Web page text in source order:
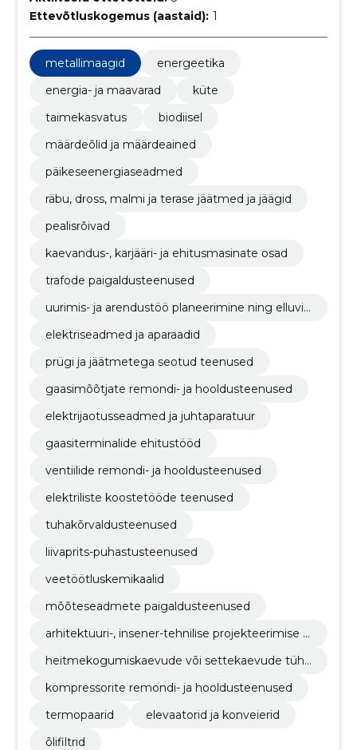
Ettevõtluskogemus (aastaid): 1
metallimaagid
energeetika
energia- ja maavarad
küte
taimekasvatus
biodiisel
määrdeõlid ja määrdeained
päikeseenergiaseadmed
räbu, dross, malmi ja terase jäätmed ja jäägid
pealisrõivad
kaevandus-, karjääri- ja ehitusmasinate osad
trafode paigaldusteenused
uurimis- ja arendustöö planeerimine ning elluvii
elektriseadmed ja aparaadid
prügi ja jäätmetega seotud teenused
gaasimõõtjate remondi- ja hooldusteenused
elektrijaotusseadmed ja juhtaparatuur
gaasiterminalide ehitustööd
ventiilide remondi- ja hooldusteenused
elektriliste koostetööde teenused
tuhakõrvaldusteenused
liivaprits-puhastusteenused
veetöötluskemikaalid
mõõteseadmete paigaldusteenused
arhitektuuri-, insener-tehnilise projekteerimise ja
heitmekogumiskaevude või settekaevude tühj
kompressorite remondi- ja hooldusteenused
termopaarid
elevaatorid ja konveierid
õlifiltrid